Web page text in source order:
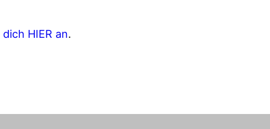
dich HIER an.